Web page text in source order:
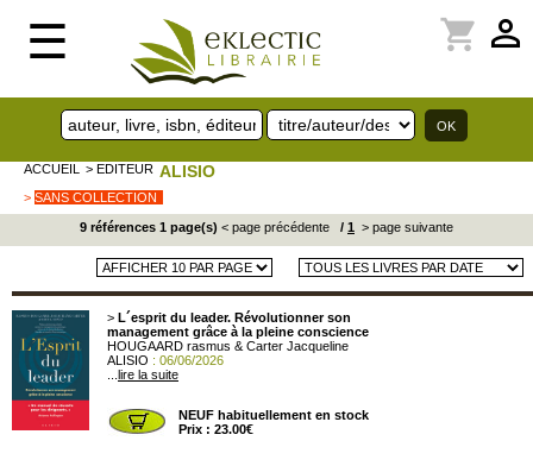
☰ perm_identity
shopping_cart
ACCUEIL > EDITEUR ALISIO
> SANS COLLECTION
9 références 1 page(s) < page précédente / 1 > page suivante
> L´esprit du leader. Révolutionner son
management grâce à la pleine conscience
HOUGAARD rasmus & Carter Jacqueline
ALISIO : 06/06/2026
lire la suite
NEUF habituellement en stock
Prix : 23.00€